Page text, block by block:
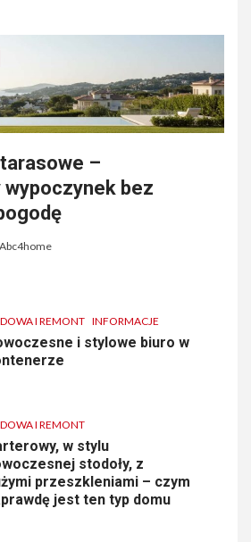
–
bez
Abc4home
I REMONT INFORMACJE
i stylowe biuro w
I REMONT
w stylu
stodoły, z
przeszkleniami – czym
jest ten typ domu